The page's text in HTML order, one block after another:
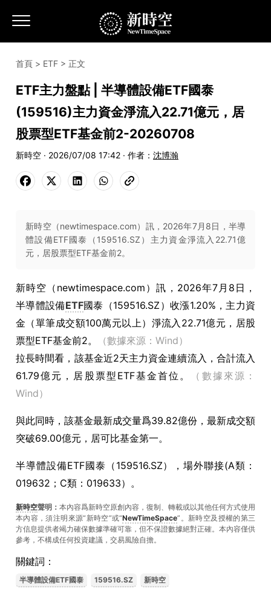
首頁 > ETF > 正文
ETF主力盤點 | 半導體設備ETF國泰
(159516)主力資金淨流入22.71億元，居
股票型ETF基金前2-20260708
新時空 · 2026/07/08 17:42 · 作者： 沈博瀚
新時空（newtimespace.com）訊，2026年7月8日，半導
體設備ETF國泰（159516.SZ）主力資金淨流入22.71億
元，居股票型ETF基金前2。
新時空（ newtimespace.com ）訊， 2026年7月8日，
半導體設備ETF國泰（159516.SZ）收漲1.20%，主力資
金（單筆成交額100萬元以上）淨流入22.71億元，居股
票型ETF基金前2。
（數據來源：Wind）
拉長時間看，該基金近2天主力資金連續流入，合計流入
61.79億元，居股票型ETF基金首位。
（數據來源：
Wind）
與此同時，該基金最新成交量爲39.82億份，最新成交額
突破69.00億元，居可比基金第一。
半導體設備ETF國泰（159516.SZ），場外聯接(A類：
019632；C類：019633）。
新時空聲明： 本內容爲新時空原創內容，復制、轉載或以其他任何方式使用
本內容，須注明來源“新時空”或“NewTimeSpace”。新時空及授權的第三
方信息提供者竭力確保數據準確可靠，但不保證數據絕對正確。本內容僅供
參考，不構成任何投資建議，交易風險自擔。
關鍵詞：
半導體設備ETF國泰 159516.SZ 新時空